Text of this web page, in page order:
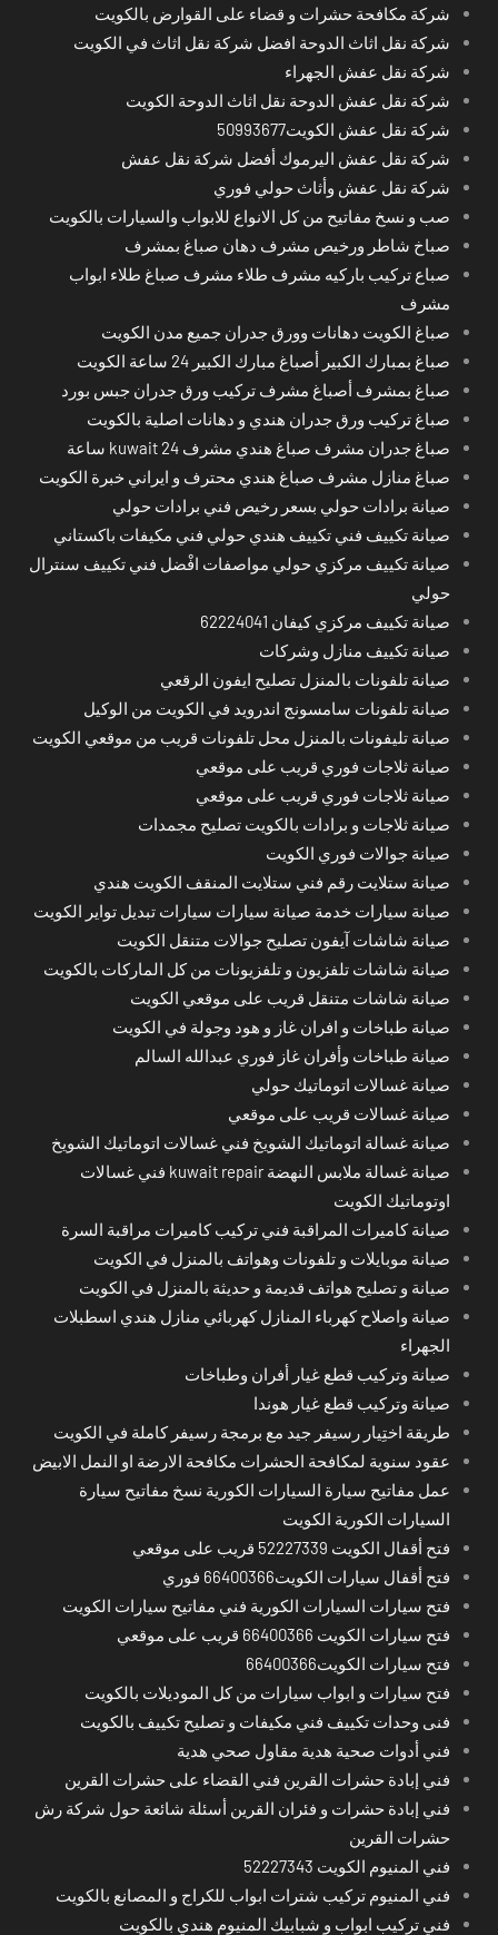
شركة مكافحة حشرات و قضاء على القوارض بالكويت
شركة نقل اثاث الدوحة افضل شركة نقل اثاث في الكويت
شركة نقل عفش الجهراء
شركة نقل عفش الدوحة نقل اثاث الدوحة الكويت
شركة نقل عفش الكويت50993677
شركة نقل عفش اليرموك أفضل شركة نقل عفش
شركة نقل عفش وأثاث حولي فوري
صب و نسخ مفاتيح من كل الانواع للابواب والسيارات بالكويت
صباخ شاطر ورخيص مشرف دهان صباغ بمشرف
صباع تركيب باركيه مشرف طلاء مشرف صباغ طلاء ابواب
مشرف
صباغ الكويت دهانات وورق جدران جميع مدن الكويت
صباغ بمبارك الكبير أصباغ مبارك الكبير 24 ساعة الكويت
صباغ بمشرف أصباغ مشرف تركيب ورق جدران جبس بورد
صباغ تركيب ورق جدران هندي و دهانات اصلية بالكويت
صباغ جدران مشرف صباغ هندي مشرف kuwait 24 ساعة
صباغ منازل مشرف صباغ هندي محترف و ايراني خبرة الكويت
صيانة برادات حولي بسعر رخيص فني برادات حولي
صيانة تكييف فني تكييف هندي حولي فني مكيفات باكستاني
صيانة تكييف مركزي حولي مواصفات افْضل فني تكييف سنترال
حولي
صيانة تكييف مركزي كيفان 62224041
صيانة تكييف منازل وشركات
صيانة تلفونات بالمنزل تصليح ايفون الرقعي
صيانة تلفونات سامسونج اندرويد في الكويت من الوكيل
صيانة تليفونات بالمنزل محل تلفونات قريب من موقعي الكويت
صيانة ثلاجات فوري قريب على موقعي
صيانة ثلاجات فوري قريب على موقعي
صيانة ثلاجات و برادات بالكويت تصليح مجمدات
صيانة جوالات فوري الكويت
صيانة ستلايت رقم فني ستلايت المنقف الكويت هندي
صيانة سيارات خدمة صيانة سيارات سيارات تبديل تواير الكويت
صيانة شاشات آيفون تصليح جوالات متنقل الكويت
صيانة شاشات تلفزيون و تلفزيونات من كل الماركات بالكويت
صيانة شاشات متنقل قريب على موقعي الكويت
صيانة طباخات و افران غاز و هود وجولة في الكويت
صيانة طباخات وأفران غاز فوري عبدالله السالم
صيانة غسالات اتوماتيك حولي
صيانة غسالات قريب على موقعي
صيانة غسالة اتوماتيك الشويخ فني غسالات اتوماتيك الشويخ
صيانة غسالة ملابس النهضة kuwait repair فني غسالات
اوتوماتيك الكويت
صيانة كاميرات المراقبة فني تركيب كاميرات مراقبة السرة
صيانة موبايلات و تلفونات وهواتف بالمنزل في الكويت
صيانة و تصليح هواتف قديمة و حديثة بالمنزل في الكويت
صيانة واصلاح كهرباء المنازل كهربائي منازل هندي اسطبلات
الجهراء
صيانة وتركيب قطع غيار أفران وطباخات
صيانة وتركيب قطع غيار هوندا
طريقة اختِيار رسيفر جيد مع برمجة رسيفر كاملة في الكويت
عقود سنوية لمكافحة الحشرات مكافحة الارضة او النمل الابيض
عمل مفاتيح سيارة السيارات الكورية نسخ مفاتيح سيارة
السيارات الكورية الكويت
فتح أقفال الكويت 52227339 قريب على موقعي
فتح أقفال سيارات الكويت66400366 فوري
فتح سيارات السيارات الكورية فني مفاتيح سيارات الكويت
فتح سيارات الكويت 66400366 قريب على موقعي
فتح سيارات الكويت66400366
فتح سيارات و ابواب سيارات من كل الموديلات بالكويت
فنى وحدات تكييف فني مكيفات و تصليح تكييف بالكويت
فني أدوات صحية هدية مقاول صحي هدية
فني إبادة حشرات القرين فني القضاء على حشرات القرين
فني إبادة حشرات و فئران القرين أسئلة شائعة حول شركة رش
حشرات القرين
فني المنيوم الكويت 52227343
فني المنيوم تركيب شترات ابواب للكراج و المصانع بالكويت
فني تركيب ابواب و شبابيك المنيوم هندي بالكويت